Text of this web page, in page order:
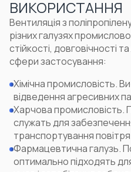
ВИКОРИСТАННЯ
Вентиляція з
різних галузях
стійкості, довговічності
сфери застосування:
Хімічна промисловість.
відведення агресивних
Харчова промисловість.
служать для
транспортування
Фармацевтична галузь.
оптимально підходять